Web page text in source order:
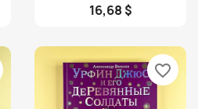
16,68 $
favorite_border